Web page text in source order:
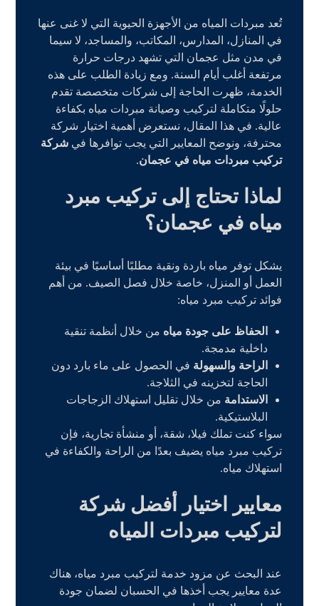
تُعد مبردات المياه من الأجهزة الحيوية التي لا غنى عنها
في المنازل، المدارس، المكاتب، والمساجد، لا سيما
في مدن مثل عجمان التي تشهد درجات حرارة
مرتفعة أغلب أيام السنة. ومع زيادة الطلب على هذه
الخدمة، ظهرت الحاجة إلى شركات متخصصة تقدم
حلولًا متكاملة لتركيب وصيانة مبردات مياه بكفاءة
عالية. في هذا المقال، نستعرض أهمية اختيار شركة
محترفة، ونوضح المعايير التي يجب توافرها فيشركة
تركيب مبردات مياه في عجمان.
لماذا تحتاج إلى تركيب مبرد
مياه في عجمان؟
يشكل توفر مياه باردة ونقية مطلبًا أساسيًا في بيئة
العمل أو المنزل، خاصة خلال فصل الصيف. من أهم
فوائد تركيب مبرد مياه:
الحفاظ على جودة مياه من خلال أنظمة تنقية
داخلية مدمجة.
الراحة والسهولة في الحصول على ماء بارد دون
الحاجة لتخزينه في الثلاجة.
الاستدامة من خلال تقليل استهلاك الزجاجات
البلاستيكية.
سواء كنت تملك فيلا، شقة، أو منشأة تجارية، فإن
تركيب مبرد مياه يضيف بعدًا من الراحة والكفاءة في
استهلاك مياه.
معايير اختيار أفضل شركة
لتركيب مبردات المياه
عند البحث عن مزود خدمة لتركيب مبرد مياه، هناك
عدة معايير يجب أخذها في الحسبان لضمان جودة